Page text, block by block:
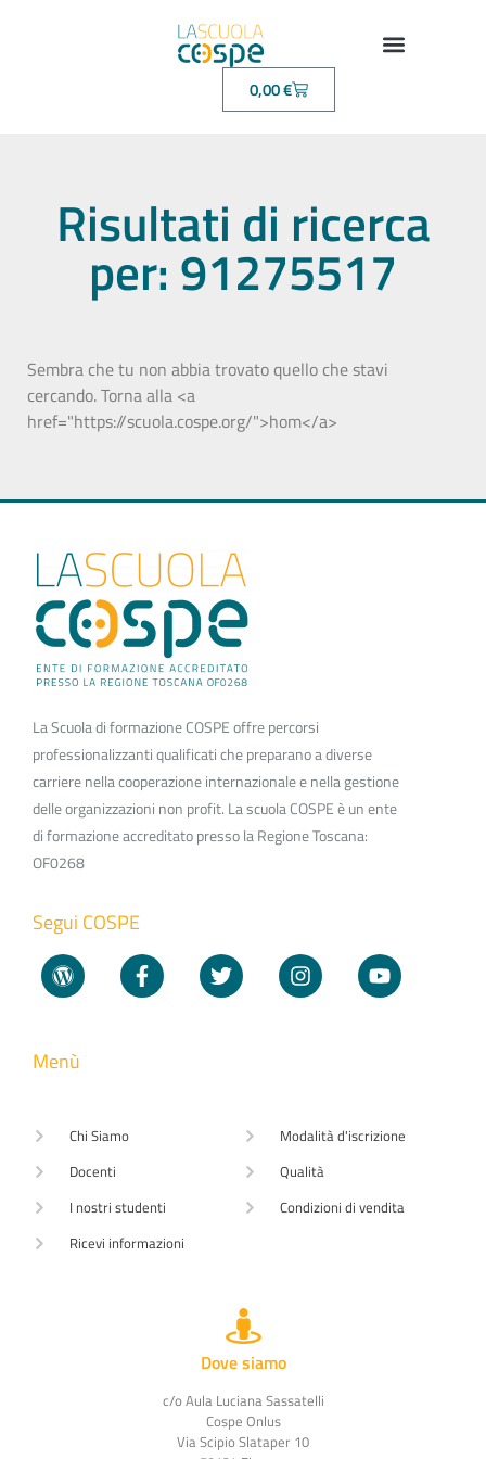
0,00€
Risultati di ricerca
per: 91275517
Sembra che tu non abbia trovato quello che stavi
cercando. Torna alla <a
href="https://scuola.cospe.org/">hom</a>
La Scuola di formazione COSPE offre percorsi
professionalizzanti qualificati che preparano a diverse
carriere nella cooperazione internazionale e nella gestione
delle organizzazioni non profit. La scuola COSPE è un ente
di formazione accreditato presso la Regione Toscana:
OF0268
Segui COSPE
Menù
Chi Siamo
Docenti
I nostri studenti
Ricevi informazioni
Modalità d'iscrizione
Qualità
Condizioni di vendita
Dove siamo
c/o Aula Luciana Sassatelli
Cospe Onlus
Via Scipio Slataper 10